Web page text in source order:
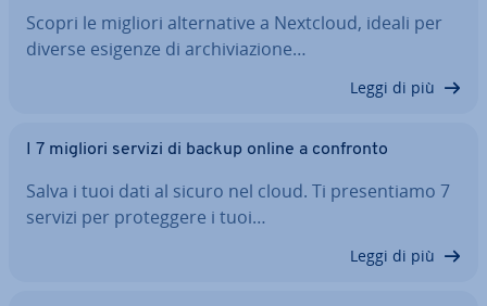
Scopri le migliori al­ter­na­ti­ve a Nextcloud, ideali per
diverse esigenze di ar­chi­via­zio­ne…
Leggi di più
I 7 migliori servizi di backup online a confronto
Salva i tuoi dati al sicuro nel cloud. Ti pre­sen­tia­mo 7
servizi per pro­teg­ge­re i tuoi…
Leggi di più